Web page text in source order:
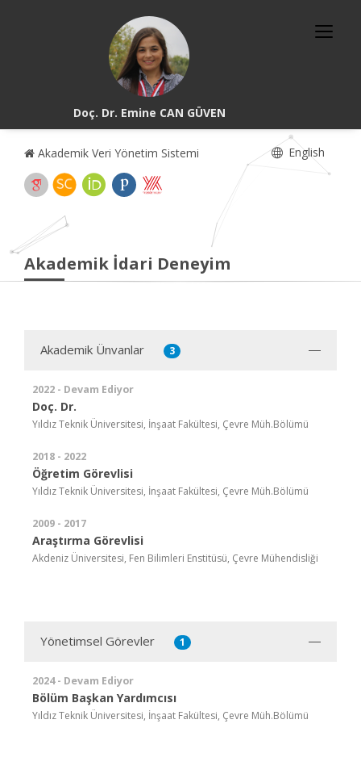
Doç. Dr. Emine CAN GÜVEN
Akademik Veri Yönetim Sistemi English
Akademik İdari Deneyim
Akademik Ünvanlar 3
2022 - Devam Ediyor
Doç. Dr.
Yıldız Teknik Üniversitesi, İnşaat Fakültesi, Çevre Müh.Bölümü
2018 - 2022
Öğretim Görevlisi
Yıldız Teknik Üniversitesi, İnşaat Fakültesi, Çevre Müh.Bölümü
2009 - 2017
Araştırma Görevlisi
Akdeniz Üniversitesi, Fen Bilimleri Enstitüsü, Çevre Mühendisliği
Yönetimsel Görevler 1
2024 - Devam Ediyor
Bölüm Başkan Yardımcısı
Yıldız Teknik Üniversitesi, İnşaat Fakültesi, Çevre Müh.Bölümü